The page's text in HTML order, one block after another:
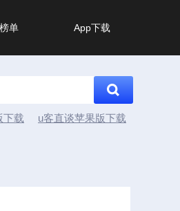
单 App下载
下载 u客直谈苹果版下载